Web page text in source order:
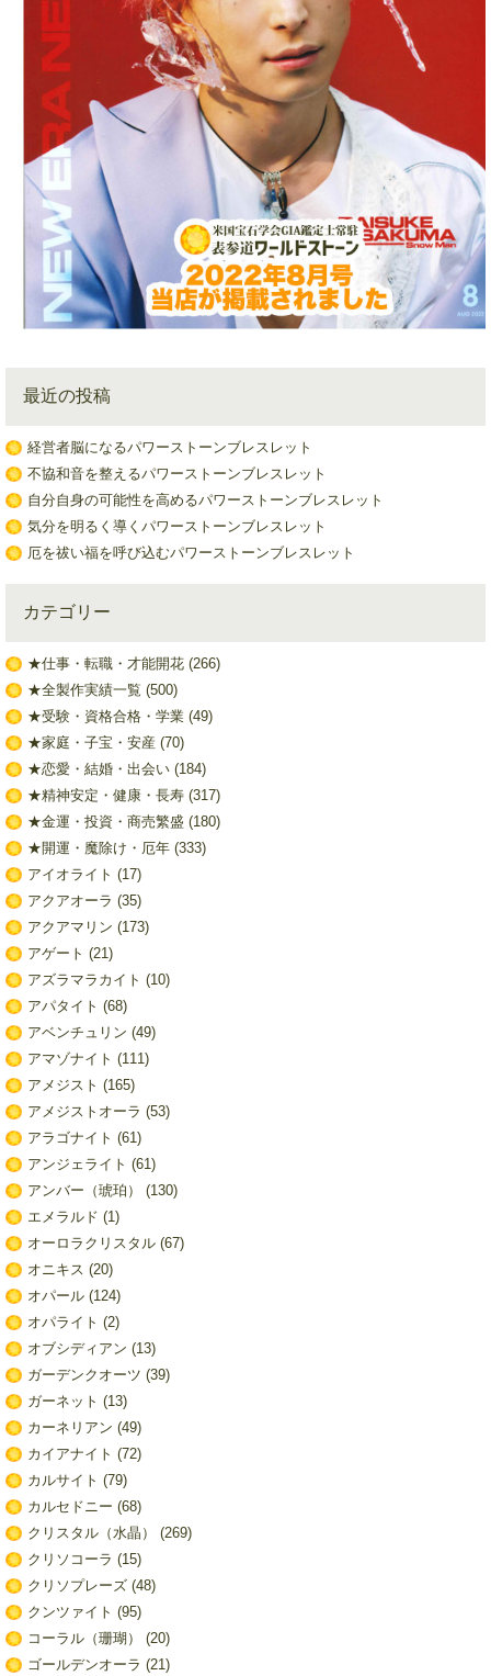
最近の投稿
経営者脳になるパワーストーンブレスレット
不協和音を整えるパワーストーンブレスレット
自分自身の可能性を高めるパワーストーンブレスレット
気分を明るく導くパワーストーンブレスレット
厄を祓い福を呼び込むパワーストーンブレスレット
カテゴリー
★仕事・転職・才能開花(266)
★全製作実績一覧 (500)
★受験・資格合格・学業(49)
★家庭・子宝・安産(70)
★恋愛・結婚・出会い(184)
★精神安定・健康・長寿(317)
★金運・投資・商売繁盛 (180)
★開運・魔除け・厄年(333)
アイオライト (17)
アクアオーラ (35)
アクアマリン (173)
アゲート (21)
アズラマラカイト (10)
アパタイト (68)
アベンチュリン (49)
アマゾナイト (111)
アメジスト (165)
アメジストオーラ (53)
アラゴナイト (61)
アンジェライト (61)
アンバー（琥珀）
(130)
エメラルド (1)
オーロラクリスタル(67)
オニキス (20)
オパール(124)
オパライト (2)
オブシディアン (13)
ガーデンクオーツ (39)
ガーネット (13)
カーネリアン (49)
カイアナイト (72)
カルサイト (79)
カルセドニー (68)
クリスタル（水晶）
(269)
クリソコーラ (15)
クリソプレーズ(48)
クンツァイト (95)
コーラル（珊瑚）
(20)
ゴールデンオーラ (21)